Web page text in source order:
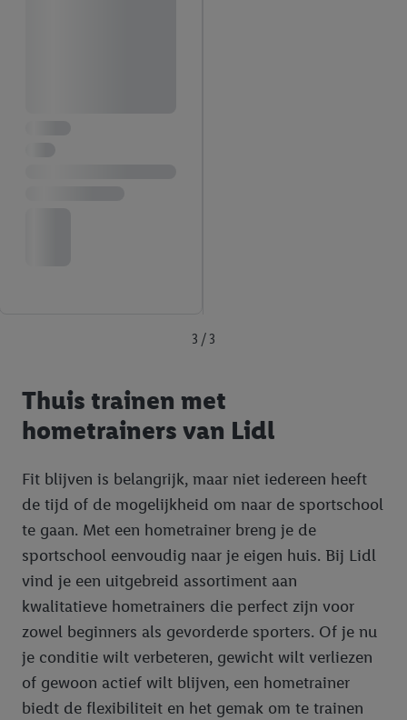
3 / 3
Thuis trainen met
hometrainers van Lidl
Fit blijven is belangrijk, maar niet iedereen heeft
de tijd of de mogelijkheid om naar de sportschool
te gaan. Met een hometrainer breng je de
sportschool eenvoudig naar je eigen huis. Bij Lidl
vind je een uitgebreid assortiment aan
kwalitatieve hometrainers die perfect zijn voor
zowel beginners als gevorderde sporters. Of je nu
je conditie wilt verbeteren, gewicht wilt verliezen
of gewoon actief wilt blijven, een hometrainer
biedt de flexibiliteit en het gemak om te trainen